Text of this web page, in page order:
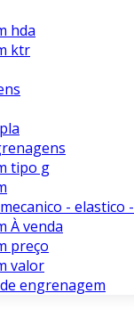
hda
ktr
tipo g
- elastico
À venda
preço
valor
engrenagem